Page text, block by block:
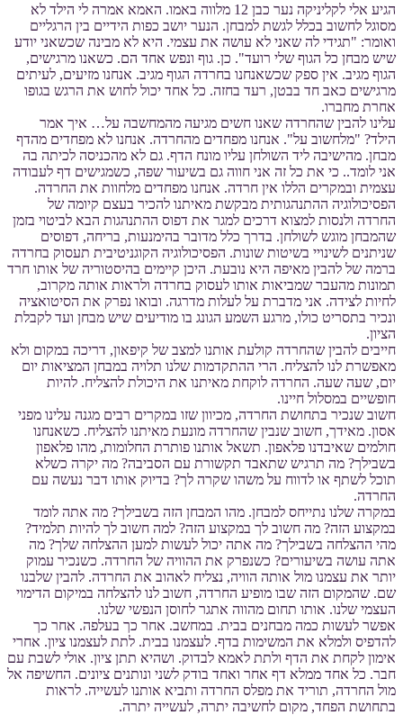
הגיע אלי לקליניקה נער כבן 12 מלווה באמו. האמא אמרה לי הילד לא
מסוגל לחשוב בכלל לגשת למבחן. הנער יושב כפות הידיים בין הרגליים
ואומר: "תגידי לה שאני לא עושה את עצמי. היא לא מבינה שכשאני יודע
שיש מבחן כל הגוף שלי רועד". כן. גוף ונפש אחד הם. כשאנו מרגישים,
הגוף מגיב. אין ספק שכשאנחנו בחרדה הגוף מגיב. אנחנו מזיעים, לעיתים
מרגישים כאב חד בבטן, רעד בחזה. כל אחד יכול לחוש את הרגש בגופו
אחרת מחברו.
עלינו להבין שהחרדה שאנו חשים מגיעה מהמחשבה על… איך אמר
הילד? "מלחשוב על". אנחנו מפחדים מהחרדה. אנחנו לא מפחדים מהדף
מבחן. מהישיבה ליד השולחן עליו מונח הדף. גם לא מהכניסה לכיתה בה
אני לומד.. כי את כל זה אני חווה גם בשיעור שפה, כשמגישים דף לעבודה
עצמית ובמקרים הללו אין חרדה. אנחנו מפחדים מלחוות את החרדה.
הפסיכולוגיה ההתנהגותית מבקשת מאיתנו להכיר בעצם קיומה של
החרדה ולנסות למצוא דרכים למגר את דפוס ההתנהגות הבא לביטוי בזמן
שהמבחן מוגש לשולחן. בדרך כלל מדובר בהימנעות, בריחה, דפוסים
שניתנים לשינויי בשיטות שונות. הפסיכולוגיה הקוגניטיבית תעסוק בחרדה
ברמה של להבין מאיפה היא נובעת. היכן קיימים בהיסטוריה של אותו חרד
תמונות מהעבר שמביאות אותו לעסוק בחרדה ולראות אותה מקרוב,
לחיות לצידה. אני מדברת על לעלות מדרגה. ובואו נפרק את הסיטואציה
ונכיר בתסריט כולו, מרגע השמע הגונג בו מודיעים שיש מבחן ועד לקבלת
הציון.
חייבים להבין שהחרדה קולעת אותנו למצב של קיפאון, דריכה במקום ולא
מאפשרת לנו להצליח. הרי ההתקדמות שלנו תלויה במבחן המציאות יום
יום, שעה שעה. החרדה לוקחת מאיתנו את היכולת להצליח. להיות
חופשיים במסלול חיינו.
חשוב שנכיר בתחושת החרדה, מכיוון שזו במקרים רבים מגנה עלינו מפני
אסון. מאידך, חשוב שנבין שהחרדה מונעת מאיתנו להצליח. כשאנחנו
חולמים שאיבדנו פלאפון. תשאל אותנו פותרת החלומות, מהו פלאפון
בשבילך? מה תרגיש שתאבד תקשורת עם הסביבה? מה יקרה כשלא
תוכל לשתף או לדווח על משהו שקרה לך? בדיוק אותו דבר נעשה עם
החרדה.
במקרה שלנו נתייחס למבחן. מהו המבחן הזה בשבילך? מה אתה לומד
במקצוע הזה? מה חשוב לך במקצוע הזה? למה חשוב לך להיות תלמיד?
מהי ההצלחה בשבילך? מה אתה יכול לעשות למען ההצלחה שלך? מה
אתה עושה בשיעורים? כשנפרק את ההוויה של החרדה. כשנכיר עמוק
יותר את עצמנו מול אותה הוויה, נצליח לאהוב את החרדה. להבין שלבנו
שם. שהמקום הזה שבו מופיע החרדה, חשוב לנו להצלחה במיקום הדימוי
העצמי שלנו. אותו תחום מהווה אתגר לחוסן הנפשי שלנו.
אפשר לעשות כמה מבחנים בבית. במחשב. אחר כך בעלפה. אחר כך
להדפיס ולמלא את המשימות בדף. לעצמנו בבית. לתת לעצמנו ציון. אחרי
אימון לקחת את הדף ולתת לאמא לבדוק. ושהיא תתן ציון. אולי לשבת עם
חבר. כל אחד ממלא דף אחר ואחד בודק לשני ונותנים ציונים. החשיפה אל
מול החרדה, תוריד את מפלס החרדה ותביא אותנו לעשייה. לראות
בתחושת הפחד, מקום לחשיבה יתרה, לעשייה יתרה.